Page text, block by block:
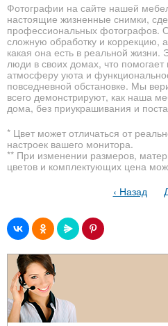
Фотографии на сайте нашей
настоящие жизненные снимки,
профессиональных фотографов.
сложную обработку и коррекцию,
какая она есть в реальной
люди в своих домах, что
атмосферу уюта и
повседневной обстановке. Мы
всего демонстрируют, как наша
дома, без приукрашивания и
* Цвет может отличаться от
настроек вашего монитора.
** При изменении размеров,
цветов и комплектующих цена
‹ Назад